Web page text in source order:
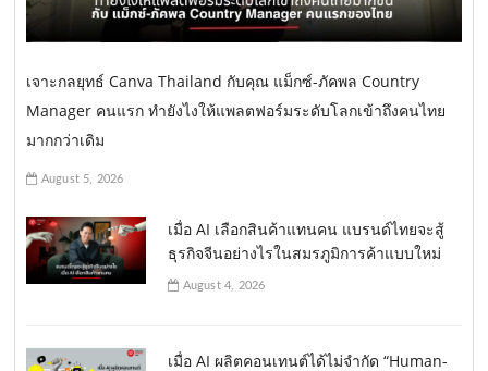
เจาะกลยุทธ์ Canva Thailand กับคุณ แม็กซ์-ภัคพล Country
Manager คนแรก ทำยังไงให้แพลตฟอร์มระดับโลกเข้าถึงคนไทย
มากกว่าเดิม
August 5, 2026
เมื่อ AI เลือกสินค้าแทนคน แบรนด์ไทยจะสู้
ธุรกิจจีนอย่างไรในสมรภูมิการค้าแบบใหม่
August 4, 2026
เมื่อ AI ผลิตคอนเทนต์ได้ไม่จำกัด “Human-